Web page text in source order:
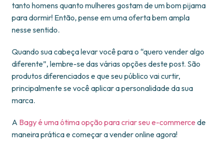
tanto homens quanto mulheres gostam de um bom pijama
para dormir! Então, pense em uma oferta bem ampla
nesse sentido.
Quando sua cabeça levar você para o “quero vender algo
diferente”, lembre-se das várias opções deste post. São
produtos diferenciados e que seu público vai curtir,
principalmente se você aplicar a personalidade da sua
marca.
A Bagy é uma ótima opção para criar seu e-commerce de
maneira prática e começar a vender online agora!